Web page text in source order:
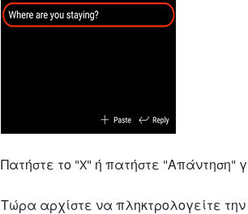
Πατήστε το "X" ή πατήστε
Τώρα αρχίστε να πληκτρολογείτε